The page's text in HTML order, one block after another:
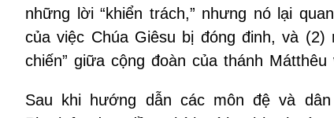
những lời “khiển trách,” nhưng nó lại
của việc Chúa Giêsu bị đóng đinh, và
chiến” giữa cộng đoàn của thánh
Sau khi hướng dẫn các môn đệ và